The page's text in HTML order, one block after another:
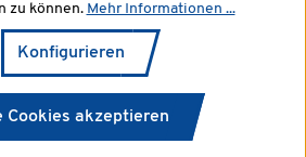
zu können. Mehr Informationen ...
Konfigurieren
Cookies akzeptieren